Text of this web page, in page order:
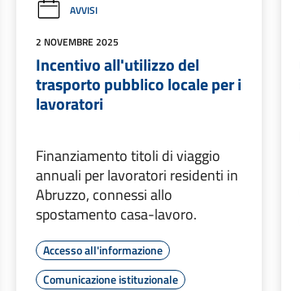
AVVISI
2 NOVEMBRE 2025
Incentivo all'utilizzo del
trasporto pubblico locale per i
lavoratori
Finanziamento titoli di viaggio
annuali per lavoratori residenti in
Abruzzo, connessi allo
spostamento casa-lavoro.
Accesso all'informazione
Comunicazione istituzionale